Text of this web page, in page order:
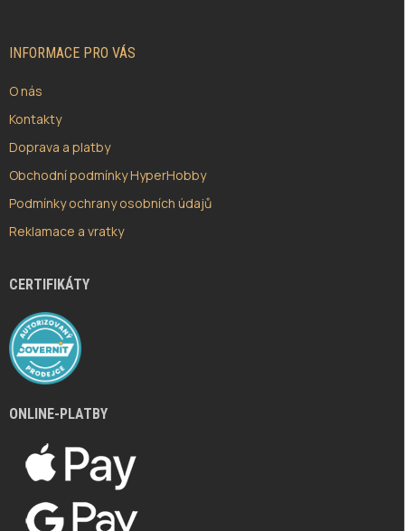
INFORMACE PRO VÁS
O nás
Kontakty
Doprava a platby
Obchodní podmínky HyperHobby
Podmínky ochrany osobních údajů
Reklamace a vratky
CERTIFIKÁTY
ONLINE-PLATBY